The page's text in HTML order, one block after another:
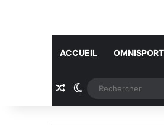
ACCUEIL OMNISPORT
Article Aléatoire
Switch skin